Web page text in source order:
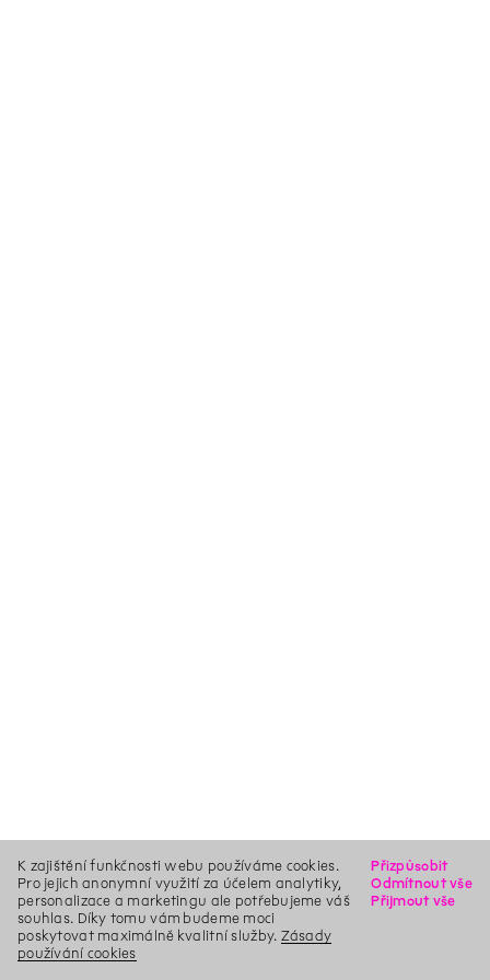
K zajištění funkčnosti webu používáme cookies.
Pro jejich anonymní využití za účelem analytiky,
personalizace a marketingu ale potřebujeme váš
souhlas. Díky tomu vám budeme moci
poskytovat maximálně kvalitní služby. Zásady
používání cookies
Přizpůsobit
Odmítnout vše
Přijmout vše